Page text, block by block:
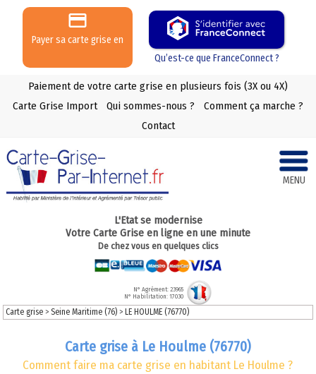
Payer sa carte grise en
Qu’est-ce que FranceConnect ?
Paiement de votre carte grise en plusieurs fois (3X ou 4X)
Carte Grise Import
Qui sommes-nous ?
Comment ça marche ?
Contact
MENU
L'Etat se modernise
Votre Carte Grise en ligne en une minute
De chez vous en quelques clics
N° Agrément: 23965
N° Habilitation: 17030
Carte grise >Seine Maritime (76)> LE HOULME (76770)
Carte grise à Le Houlme (76770)
Comment faire ma carte grise en habitant Le Houlme ?